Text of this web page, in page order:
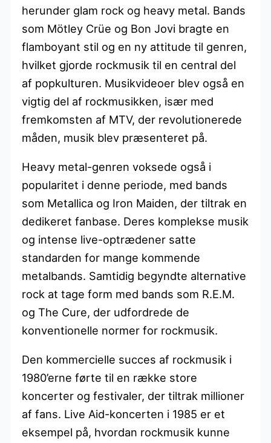
herunder glam rock og heavy metal. Bands
som Mötley Crüe og Bon Jovi bragte en
flamboyant stil og en ny attitude til genren,
hvilket gjorde rockmusik til en central del
af popkulturen. Musikvideoer blev også en
vigtig del af rockmusikken, især med
fremkomsten af MTV, der revolutionerede
måden, musik blev præsenteret på.
Heavy metal-genren voksede også i
popularitet i denne periode, med bands
som Metallica og Iron Maiden, der tiltrak en
dedikeret fanbase. Deres komplekse musik
og intense live-optrædener satte
standarden for mange kommende
metalbands. Samtidig begyndte alternative
rock at tage form med bands som R.E.M.
og The Cure, der udfordrede de
konventionelle normer for rockmusik.
Den kommercielle succes af rockmusik i
1980’erne førte til en række store
koncerter og festivaler, der tiltrak millioner
af fans. Live Aid-koncerten i 1985 er et
eksempel på, hvordan rockmusik kunne